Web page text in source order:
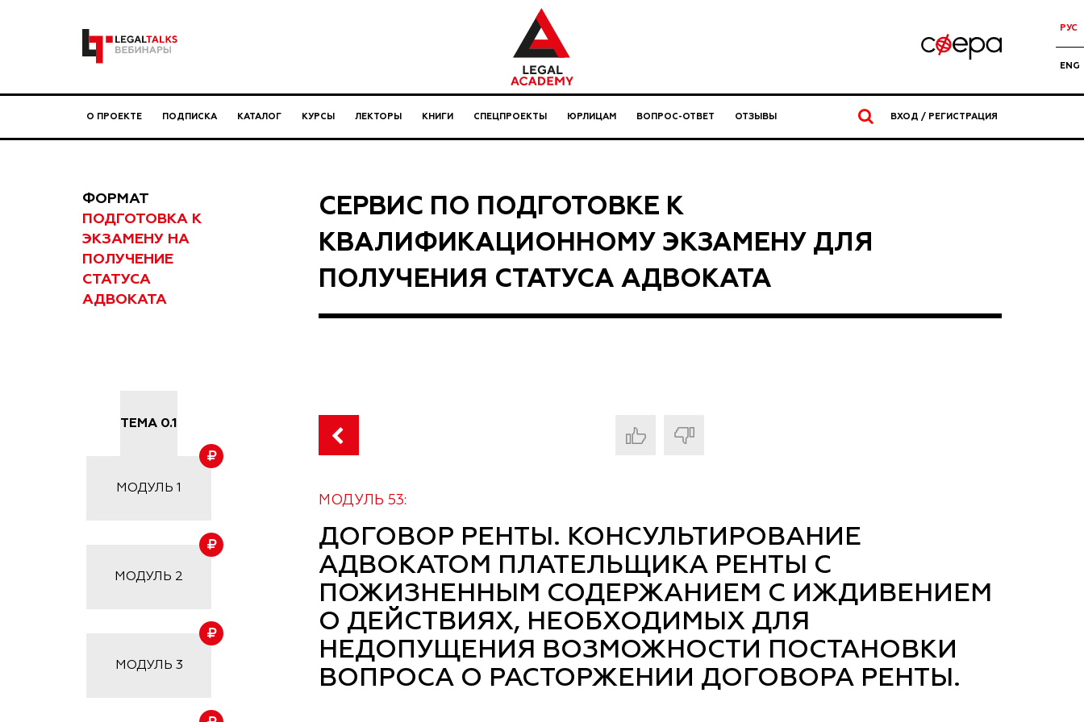
РУС
ENG
О ПРОЕКТЕ ПОДПИСКА КАТАЛОГ КУРСЫ ЛЕКТОРЫ КНИГИ СПЕЦПРОЕКТЫ ЮРЛИЦАМ ВОПРОС-ОТВЕТ ОТЗЫВЫ ВХОД / РЕГИСТРАЦИЯ
ФОРМАТ
ПОДГОТОВКА К
ЭКЗАМЕНУ НА
ПОЛУЧЕНИЕ
СТАТУСА
АДВОКАТА
СЕРВИС ПО ПОДГОТОВКЕ К
КВАЛИФИКАЦИОННОМУ ЭКЗАМЕНУ ДЛЯ
ПОЛУЧЕНИЯ СТАТУСА АДВОКАТА
ТЕМА 0.1
МОДУЛЬ 1
МОДУЛЬ 2
МОДУЛЬ 3
МОДУЛЬ 53:
ДОГОВОР РЕНТЫ. КОНСУЛЬТИРОВАНИЕ
АДВОКАТОМ ПЛАТЕЛЬЩИКА РЕНТЫ С
ПОЖИЗНЕННЫМ СОДЕРЖАНИЕМ С ИЖДИВЕНИЕМ
О ДЕЙСТВИЯХ, НЕОБХОДИМЫХ ДЛЯ
НЕДОПУЩЕНИЯ ВОЗМОЖНОСТИ ПОСТАНОВКИ
ВОПРОСА О РАСТОРЖЕНИИ ДОГОВОРА РЕНТЫ.